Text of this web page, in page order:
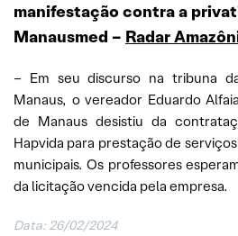
manifestação contra a
Manausmed – Radar
– Em seu discurso na tribuna
Manaus, o vereador Eduardo
de Manaus desistiu da
Hapvida para prestação de
municipais. Os professores
da licitação vencida pela empresa.
Data: 26/02/2024